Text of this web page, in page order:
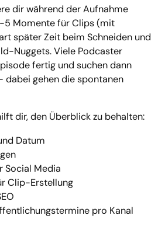
dir während der Aufnahme
5 Momente für Clips (mit
später Zeit beim Schneiden und
Nuggets. Viele Podcaster
fertig und suchen dann
gehen die spontanen
dir, den Überblick zu behalten:
Datum
Social Media
Clip-Erstellung
pro Kanal